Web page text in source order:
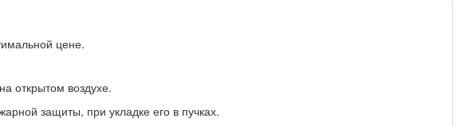
цене.
открытом воздухе.
защиты, при укладке его в пучках.